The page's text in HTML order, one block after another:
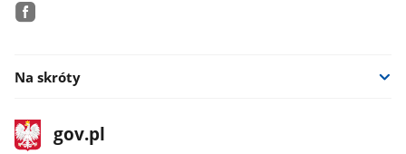
Na skróty
stopka
gov.plStrona
gov.pl